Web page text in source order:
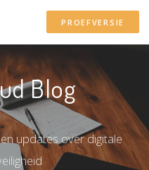
PROEFVERSIE
Blog
updates over digitale